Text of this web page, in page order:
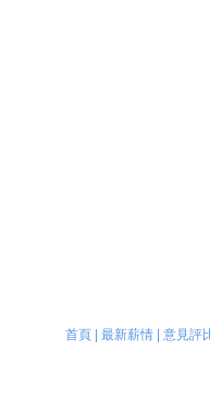
首頁| 最新薪情| 意見評